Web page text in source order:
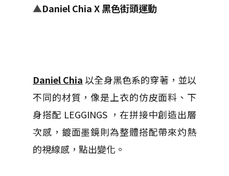
▲Daniel Chia X 黑色街頭運動
Daniel Chia以全身黑色系的穿著，並以
不同的材質，像是上衣的仿皮面料、下
身搭配 LEGGINGS ，在拼接中創造出層
次感，鍍面墨鏡則為整體搭配帶來灼熱
的視線感，點出變化。